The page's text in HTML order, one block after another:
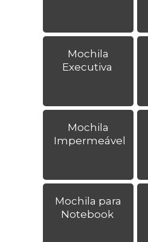
Mochila
Executiva
Mochila
Impermeável
Mochila para
Notebook